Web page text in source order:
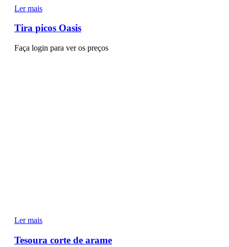
Ler mais
Tira picos Oasis
Faça login para ver os preços
Ler mais
Tesoura corte de arame